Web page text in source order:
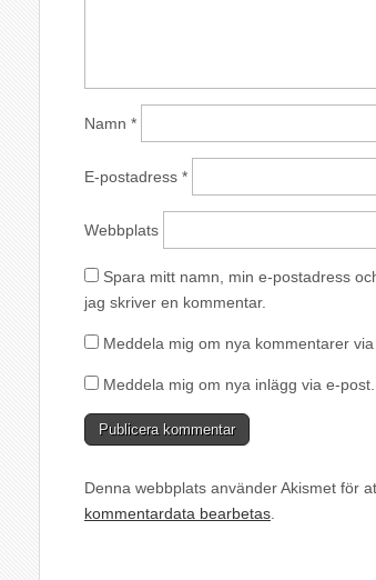
Namn *
E-postadress *
Webbplats
Spara mitt namn, min e-postadress
jag skriver en kommentar.
Meddela mig om nya kommentarer via
Meddela mig om nya inlägg via e-post.
Denna webbplats använder Akismet för
kommentardata bearbetas